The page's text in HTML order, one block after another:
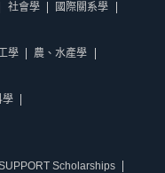
社會學 國際關系學
學 農、水產學
學
Scholarships